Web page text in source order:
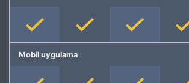
Mobil uygulama